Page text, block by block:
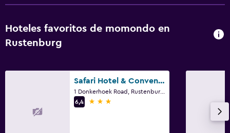
Hoteles favoritos de momondo en
Rustenburg
Safari Hotel & Convention Centre
1 Donkerhoek Road, Rustenburg, Noroeste
6,4
3 estrellas